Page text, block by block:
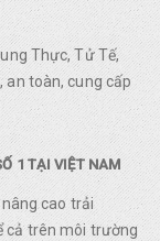
Thực, Tử Tế,
an toàn, cung cấp
1 TẠI VIỆT NAM
cao trải
cả trên môi trường